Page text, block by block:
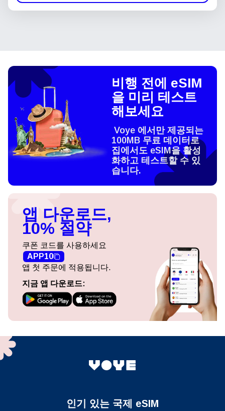
비행 전에 eSIM
을 미리 테스트
해보세요
Voye 에서만 제공되는
100MB 무료 데이터로
집에서도 eSIM을 활성
화하고 테스트할 수 있
습니다.
앱 다운로드,
10% 절약
쿠폰 코드를 사용하세요
APP10
앱 첫 주문에 적용됩니다.
지금 앱 다운로드:
인기 있는 국제 eSIM